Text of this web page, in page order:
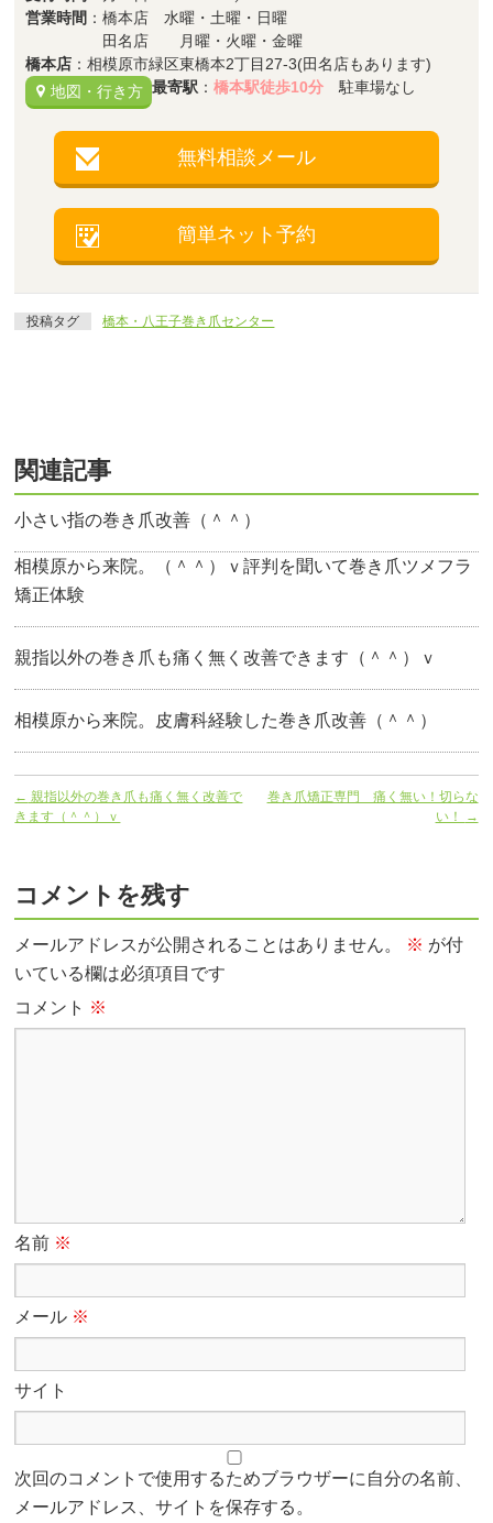
営業時間 ：橋本店 水曜・土曜・日曜
田名店 月曜・火曜・金曜
橋本店 ：相模原市緑区東橋本2丁目27-3(田名店もあります)
最寄駅 ：橋本駅徒歩10分 駐車場なし
地図・行き方
無料相談メール
簡単ネット予約
投稿タグ 橋本・八王子巻き爪センター
関連記事
小さい指の巻き爪改善（＾＾）
相模原から来院。（＾＾）ｖ評判を聞いて巻き爪ツメフラ
矯正体験
親指以外の巻き爪も痛く無く改善できます（＾＾）ｖ
相模原から来院。皮膚科経験した巻き爪改善（＾＾）
← 親指以外の巻き爪も痛く無く改善で
きます（＾＾）ｖ
巻き爪矯正専門 痛く無い！切らな
い！
→
コメントを残す
メールアドレスが公開されることはありません。 ※ が付
いている欄は必須項目です
コメント ※
名前 ※
メール ※
サイト
次回のコメントで使用するためブラウザーに自分の名前、
メールアドレス、サイトを保存する。